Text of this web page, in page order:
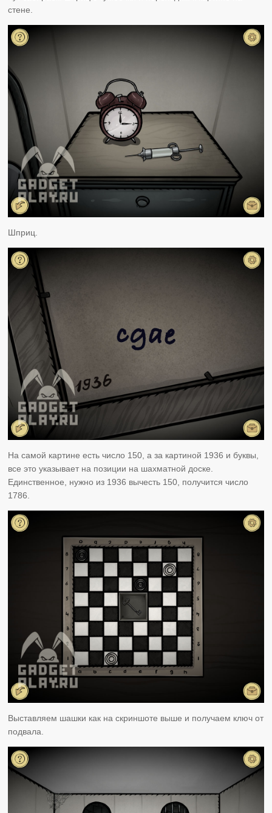
стене.
Шприц.
На самой картине есть число 150, а за картиной 1936 и буквы,
все это указывает на позиции на шахматной доске.
Единственное, нужно из 1936 вычесть 150, получится число
1786.
Выставляем шашки как на скриншоте выше и получаем ключ от
подвала.